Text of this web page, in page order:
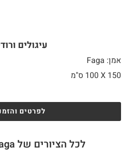
עיגולים
אמן: Faga
150 X
לפרטים
לכל הציורים של Faga לחצו כאן